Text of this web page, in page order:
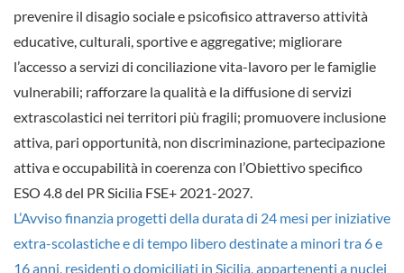
prevenire il disagio sociale e psicofisico attraverso attività
educative, culturali, sportive e aggregative; migliorare
l’accesso a servizi di conciliazione vita-lavoro per le famiglie
vulnerabili; rafforzare la qualità e la diffusione di servizi
extrascolastici nei territori più fragili; promuovere inclusione
attiva, pari opportunità, non discriminazione, partecipazione
attiva e occupabilità in coerenza con l’Obiettivo specifico
ESO 4.8 del PR Sicilia FSE+ 2021-2027.
L’Avviso finanzia progetti della durata di 24 mesi per iniziative
extra-scolastiche e di tempo libero destinate a minori tra 6 e
16 anni, residenti o domiciliati in Sicilia, appartenenti a nuclei